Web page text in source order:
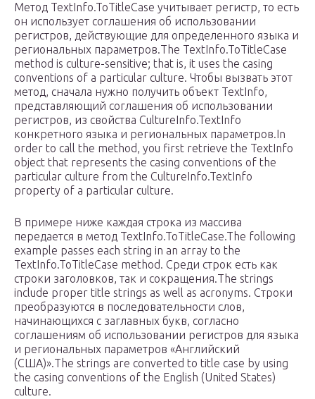
Метод TextInfo.ToTitleCase учитывает регистр, то есть
он использует соглашения об использовании
регистров, действующие для определенного языка и
региональных параметров.The TextInfo.ToTitleCase
method is culture-sensitive; that is, it uses the casing
conventions of a particular culture. Чтобы вызвать этот
метод, сначала нужно получить объект TextInfo,
представляющий соглашения об использовании
регистров, из свойства CultureInfo.TextInfo
конкретного языка и региональных параметров.In
order to call the method, you first retrieve the TextInfo
object that represents the casing conventions of the
particular culture from the CultureInfo.TextInfo
property of a particular culture.
В примере ниже каждая строка из массива
передается в метод TextInfo.ToTitleCase.The following
example passes each string in an array to the
TextInfo.ToTitleCase method. Среди строк есть как
строки заголовков, так и сокращения.The strings
include proper title strings as well as acronyms. Строки
преобразуются в последовательности слов,
начинающихся с заглавных букв, согласно
соглашениям об использовании регистров для языка
и региональных параметров «Английский
(США)».The strings are converted to title case by using
the casing conventions of the English (United States)
culture.